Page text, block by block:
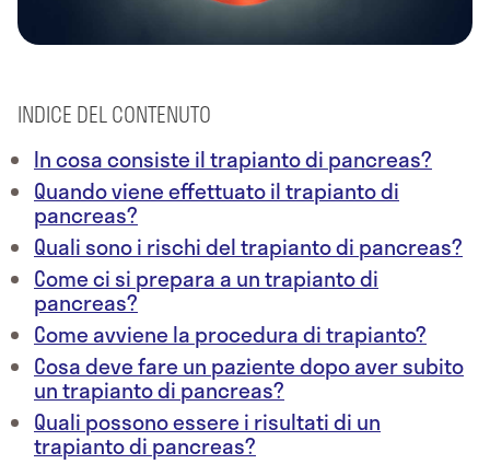
INDICE DEL CONTENUTO
In cosa consiste il trapianto di pancreas?
Quando viene effettuato il trapianto di
pancreas?
Quali sono i rischi del trapianto di pancreas?
Come ci si prepara a un trapianto di
pancreas?
Come avviene la procedura di trapianto?
Cosa deve fare un paziente dopo aver subito
un trapianto di pancreas?
Quali possono essere i risultati di un
trapianto di pancreas?